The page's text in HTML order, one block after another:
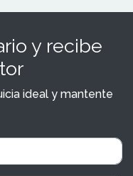
y recibe
ideal y mantente